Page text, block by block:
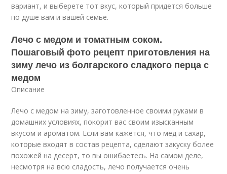
вариант, и выберете тот вкус, который придется больше
по душе вам и вашей семье.
Лечо с медом и томатным соком.
Пошаговый фото рецепт приготовления на
зиму лечо из болгарского сладкого перца с
медом
Описание
Лечо с медом на зиму, заготовленное своими руками в
домашних условиях, покорит вас своим изысканным
вкусом и ароматом. Если вам кажется, что мед и сахар,
которые входят в состав рецепта, сделают закуску более
похожей на десерт, то вы ошибаетесь. На самом деле,
несмотря на всю сладость, лечо получается очень